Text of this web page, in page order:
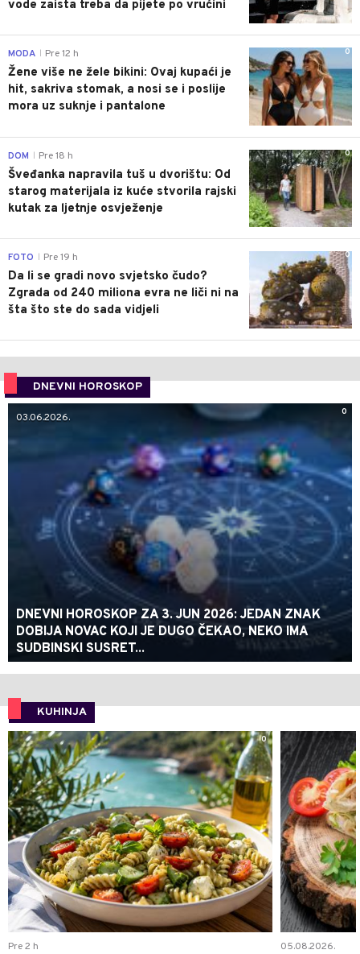
vode zaista treba da pijete po vrućini
0
MODA Pre 12 h
Žene više ne žele bikini: Ovaj kupaći je
hit, sakriva stomak, a nosi se i poslije
mora uz suknje i pantalone
0
DOM Pre 18 h
Šveđanka napravila tuš u dvorištu: Od
starog materijala iz kuće stvorila rajski
kutak za ljetnje osvježenje
0
FOTO Pre 19 h
Da li se gradi novo svjetsko čudo?
Zgrada od 240 miliona evra ne liči ni na
šta što ste do sada vidjeli
DNEVNI HOROSKOP
0
03.06.2026.
DNEVNI HOROSKOP ZA 3. JUN 2026: JEDAN ZNAK
DOBIJA NOVAC KOJI JE DUGO ČEKAO, NEKO IMA
SUDBINSKI SUSRET...
KUHINJA
0
Pre 2 h 05.08.2026.